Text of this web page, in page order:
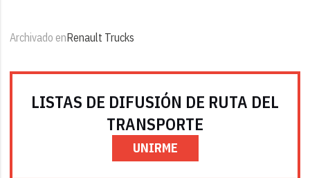
Archivado enRenault Trucks
LISTAS DE DIFUSIÓN DE RUTA DEL
TRANSPORTE
UNIRME